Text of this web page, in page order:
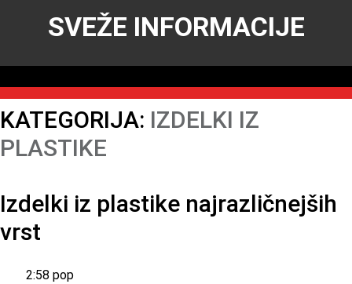
SVEŽE INFORMACIJE
KATEGORIJA: IZDELKI IZ
PLASTIKE
Izdelki iz plastike najrazličnejših
vrst
2:58 pop